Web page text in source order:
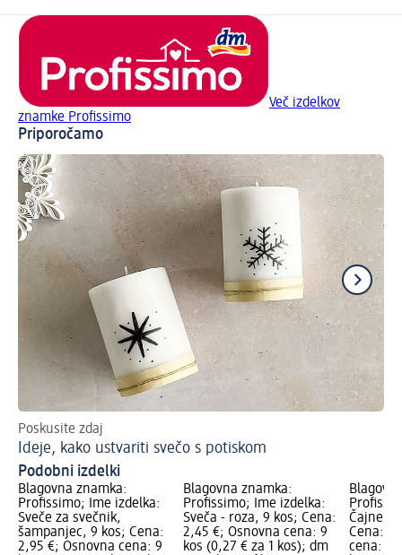
Več izdelkov
znamke Profissimo
Priporočamo
Poskusite zdaj
Ideje, kako ustvariti svečo s potiskom
Podobni izdelki
Blagovna znamka:
Profissimo; Ime izdelka:
Sveče za svečnik,
šampanjec, 9 kos; Cena:
2,95 €; Osnovna cena: 9
Blagovna znamka:
Profissimo; Ime izdelka:
Sveča - roza, 9 kos; Cena:
2,45 €; Osnovna cena: 9
kos (0,27 € za 1 kos); dm
Čajne
Cena:
cena: